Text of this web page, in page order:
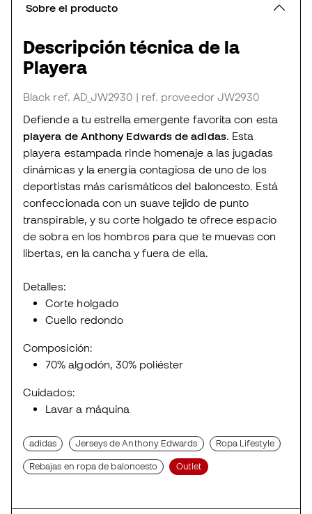
Sobre el producto
Descripción técnica de la
Playera
Black ref. AD_JW2930 | ref. proveedor JW2930
Defiende a tu estrella emergente favorita con esta
playera de Anthony Edwards de adidas. Esta
playera estampada rinde homenaje a las jugadas
dinámicas y la energía contagiosa de uno de los
deportistas más carismáticos del baloncesto. Está
confeccionada con un suave tejido de punto
transpirable, y su corte holgado te ofrece espacio
de sobra en los hombros para que te muevas con
libertas, en la cancha y fuera de ella.
Detalles:
Corte holgado
Cuello redondo
Composición:
70% algodón, 30% poliéster
Cuidados:
Lavar a máquina
adidas Jerseys de Anthony Edwards Ropa Lifestyle
Rebajas en ropa de baloncesto Outlet